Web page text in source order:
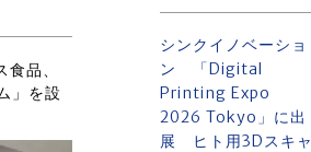
品、
」を設
シンクイノベーショ
ン 「Digital
Printing Expo
2026 Tokyo」に出
展 ヒト用3Dスキャ